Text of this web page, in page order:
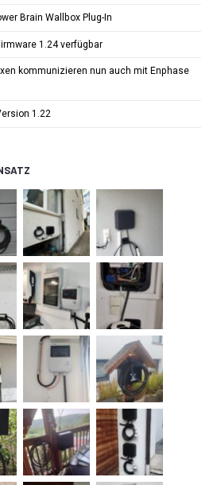
Brain Wallbox Plug-In
1.24 verfügbar
kommunizieren nun auch mit Enphase
1.22